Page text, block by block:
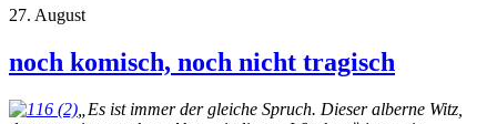
27. August
noch komisch, noch nicht tragisch
„Es ist immer der gleiche Spruch. Dieser alberne Witz,